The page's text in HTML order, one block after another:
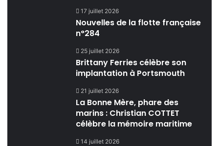
17 juillet 2026
Nouvelles de la flotte française
n°284
25 juillet 2026
Brittany Ferries célèbre son
implantation à Portsmouth
21 juillet 2026
La Bonne Mère, phare des
marins : Christian COTTET
célèbre la mémoire maritime
14 juillet 2026